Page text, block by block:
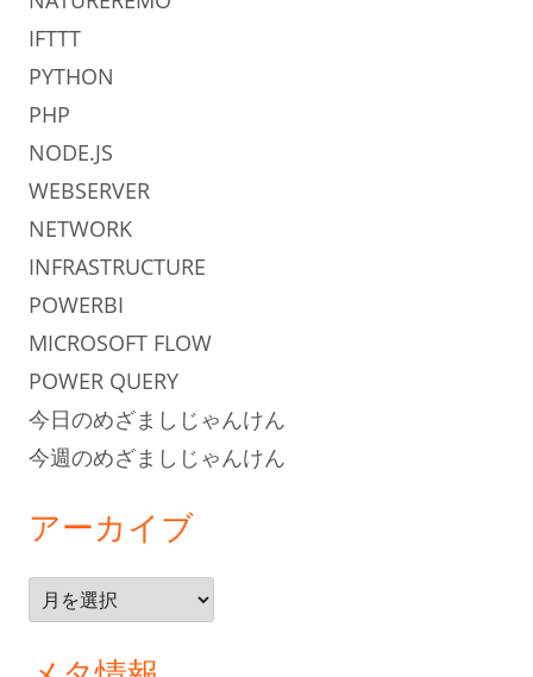
IFTTT
PYTHON
PHP
NODE.JS
WEBSERVER
NETWORK
INFRASTRUCTURE
POWERBI
MICROSOFT FLOW
POWER QUERY
今日のめざましじゃんけん
今週のめざましじゃんけん
アーカイブ
ー